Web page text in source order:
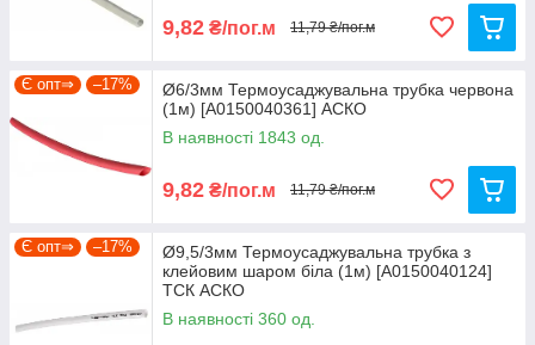
9,82 ₴/пог.м 11,79 ₴/пог.м
Є опт⇒ –17%
Ø6/3мм Термоусаджувальна трубка червона
(1м) [A0150040361] АСКО
В наявності 1843 од.
9,82 ₴/пог.м 11,79 ₴/пог.м
Є опт⇒ –17%
Ø9,5/3мм Термоусаджувальна трубка з
клейовим шаром біла (1м) [A0150040124]
ТСК АСКО
В наявності 360 од.